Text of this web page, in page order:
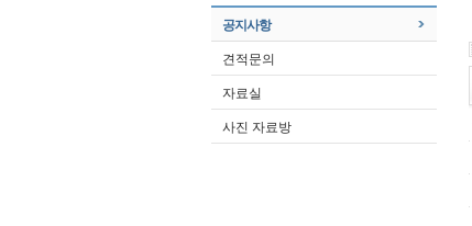
공지사항
견적문의
자료실
사진 자료방